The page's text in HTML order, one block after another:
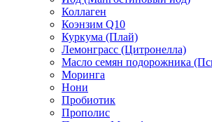
Коллаген
Коэнзим Q10
Куркума (Плай)
Лемонграсс (Цитронелла)
Масло семян подорожника
Моринга
Нони
Пробиотик
Прополис